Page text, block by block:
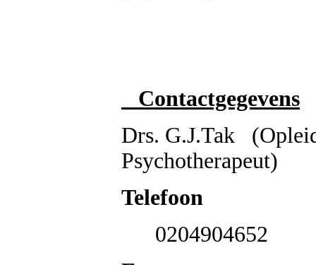
Contactgegevens
Drs. G.J.Tak
Psychotherapeut)
Telefoon
0204904652